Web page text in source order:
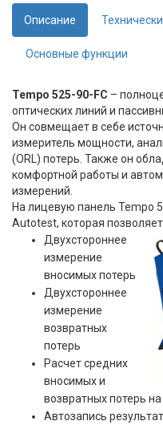
Описание
Основные функции
Tempo 525-90-FC –
оптических линий и
Он совмещает в себе
измеритель мощности,
(ORL) потерь. Также он
комфортной работы и
измерений.
На лицевую панель Tempo
Autotest, которая
Двухстороннее
измерение
вносимых потерь
Двухстороннее
измерение
возвратных
потерь
Расчет средних
вносимых и
возвратных потерь на
Автозапись